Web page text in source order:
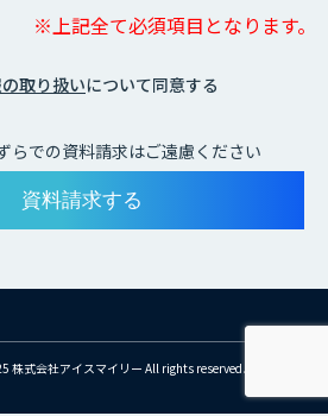
※上記全て必須項目となります。
取り扱いについて同意する
らでの資料請求はご遠慮ください
株式会社アイスマイリー All rights reserved.